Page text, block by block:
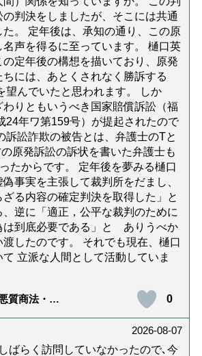
判決をしましたが、そこには共通
。 定年後は、承知の通り、この原
声を得るに至っています。 樋口英
定年後の構想を描いており、原発
には、あとくされなく勝訴する
望んでいたと思われます。 しか
わりともいうべき国家賠償訴訟（福
24年ワ第159号）が提起されたので
訟詐欺の被告とは、弁護士のTと
原発訴訟の訴状を書いた弁護士も
たからです。 定年後を夢みる樋口
事実を主張して裁判所をだまし、
る内容の確定判決を取得した」と
逆に「適正，公平な裁判のために
は到底必要である」と ありうべか
したのです。 それでも現在、樋口
立派な人間として活動していま
質商法・訪
策「騙されや
【社会福祉
0
2026-08-07
ばらく訪問していなかったので､今